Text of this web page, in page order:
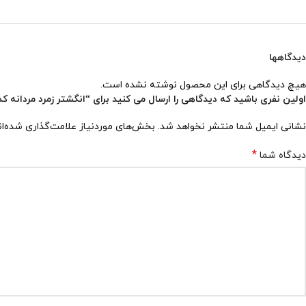
دیدگاهها
هیچ دیدگاهی برای این محصول نوشته نشده است.
اولین نفری باشید که دیدگاهی را ارسال می کنید برای “انگشتر زمرد مردانه کد
نشانی ایمیل شما منتشر نخواهد شد. بخش‌های موردنیاز علامت‌گذاری
دیدگاه شما *